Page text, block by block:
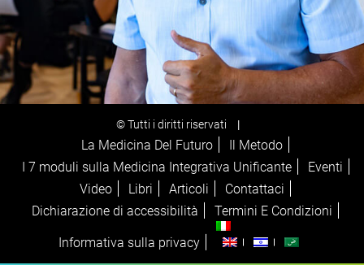
© Tutti i diritti riservati |
La Medicina Del Futuro
Il Metodo
I 7 moduli sulla Medicina Integrativa Unificante
Eventi
Video
Libri Articoli
Contattaci
Dichiarazione di accessibilità
Termini E Condizioni
Informativa sulla privacy